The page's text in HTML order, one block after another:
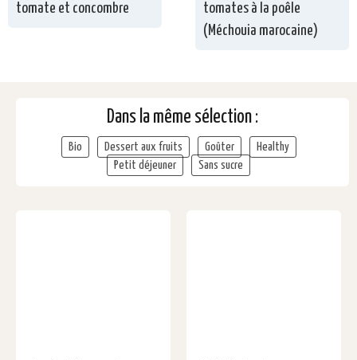
tomate et concombre
tomates à la poêle
(Méchouia marocaine)
Dans la même sélection :
Bio Dessert aux fruits Goûter
Healthy
Petit déjeuner
Sans sucre